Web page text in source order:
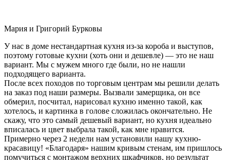
Мария и Григорий Бурковы
У нас в доме нестандартная кухня из-за короба и выступов,
поэтому готовые кухни (хоть они и дешевле) — это не наш
вариант. Мы с мужем много где были, но не нашли
подходящего варианта.
После всех походов по торговым центрам мы решили делать
на заказ под наши размеры. Вызвали замерщика, он все
обмерил, посчитал, нарисовал кухню именно такой, как
хотелось, и картинка в голове сложилась окончательно. Не
скажу, что это самый дешевый вариант, но кухня идеально
вписалась и цвет выбрала такой, как мне нравится.
Примерно через 2 недели нам установили нашу кухню-
красавицу! «Благодаря» нашим кривым стенам, им пришлось
помучиться с монтажом верхних шкафчиков, но результат